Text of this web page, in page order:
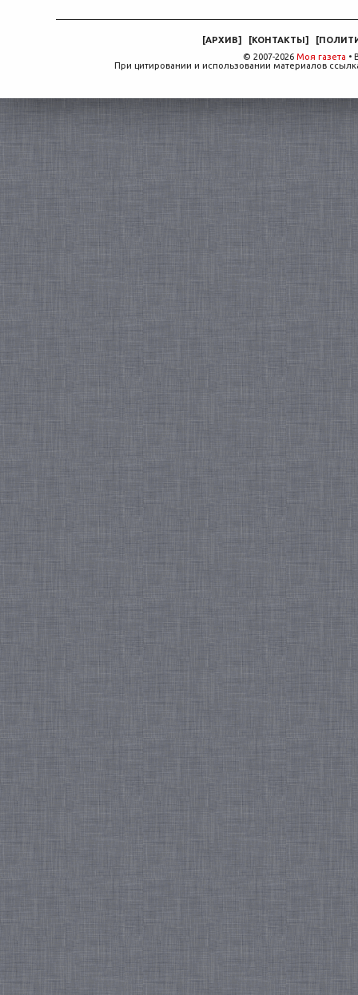
[АРХИВ] [КОНТАКТЫ] [
© 2007-2026 Моя газета •
При цитировании и использовании материалов